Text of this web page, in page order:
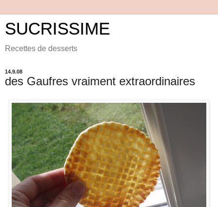
SUCRISSIME
Recettes de desserts
14.9.08
des Gaufres vraiment extraordinaires